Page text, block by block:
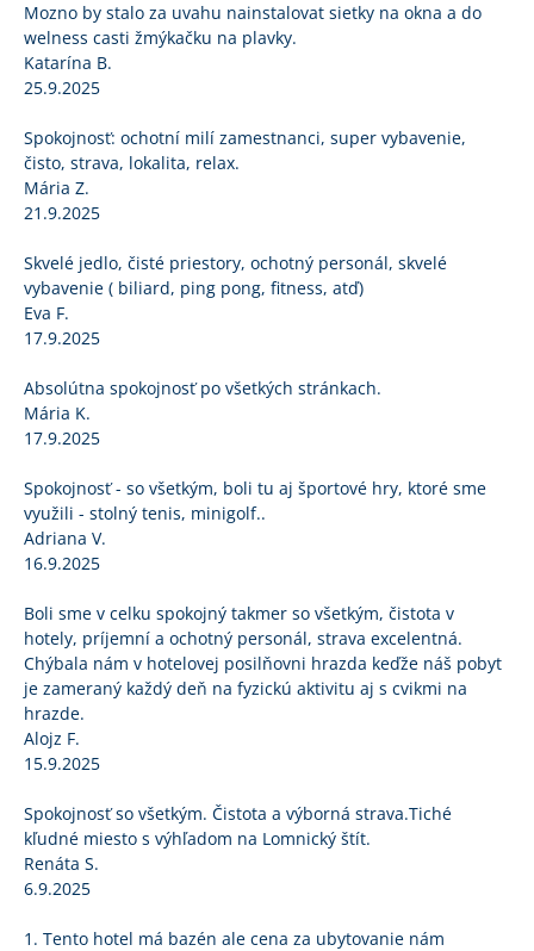
Mozno by stalo za uvahu nainstalovat sietky na okna a do
welness casti žmýkačku na plavky.
Katarína B.
25.9.2025
Spokojnosť: ochotní milí zamestnanci, super vybavenie,
čisto, strava, lokalita, relax.
Mária Z.
21.9.2025
Skvelé jedlo, čisté priestory, ochotný personál, skvelé
vybavenie ( biliard, ping pong, fitness, atď)
Eva F.
17.9.2025
Absolútna spokojnosť po všetkých stránkach.
Mária K.
17.9.2025
Spokojnosť - so všetkým, boli tu aj športové hry, ktoré sme
využili - stolný tenis, minigolf..
Adriana V.
16.9.2025
Boli sme v celku spokojný takmer so všetkým, čistota v
hotely, príjemní a ochotný personál, strava excelentná.
Chýbala nám v hotelovej posilňovni hrazda keďže náš pobyt
je zameraný každý deň na fyzickú aktivitu aj s cvikmi na
hrazde.
Alojz F.
15.9.2025
Spokojnosť so všetkým. Čistota a výborná strava.Tiché
kľudné miesto s výhľadom na Lomnický štít.
Renáta S.
6.9.2025
1. Tento hotel má bazén ale cena za ubytovanie nám